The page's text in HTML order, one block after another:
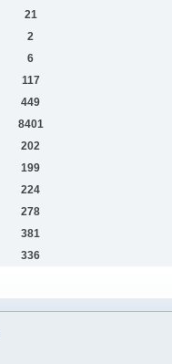
21
2
6
117
449
8401
202
199
224
278
381
336